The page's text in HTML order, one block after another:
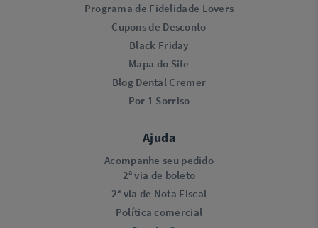
Programa de Fidelidade Lovers​
Cupons de Desconto
Black Friday
Mapa do Site
Blog Dental Cremer
Por 1 Sorriso
Ajuda
Acompanhe seu pedido
2ª via de boleto
2ª via de Nota Fiscal
Política comercial